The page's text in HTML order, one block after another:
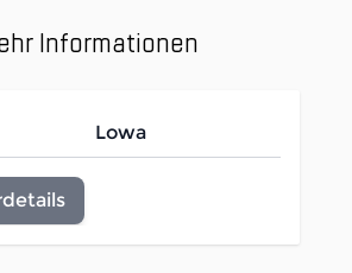
Informationen
Lowa